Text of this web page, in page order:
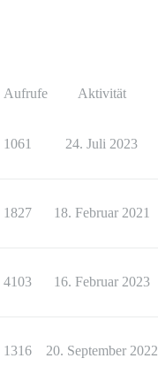
Aufrufe Aktivität
1061 24. Juli 2023
1827 18. Februar 2021
4103 16. Februar 2023
1316 20. September 2022